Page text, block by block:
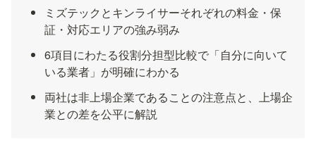
ミズテックとキンライサーそれぞれの料金・保
証・対応エリアの強み弱み
6項目にわたる役割分担型比較で「自分に向いて
いる業者」が明確にわかる
両社は非上場企業であることの注意点と、上場企
業との差を公平に解説